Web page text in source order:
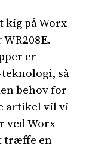
på Worx
er
så
behov for
artikel vil vi
ved Worx
træffe en